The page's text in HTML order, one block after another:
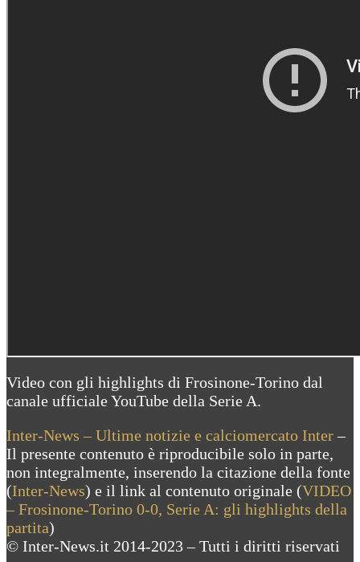
Video con gli highlights di Frosinone-Torino dal
canale ufficiale YouTube della Serie A.
Inter-News – Ultime notizie e calciomercato Inter–
Il presente contenuto è riproducibile solo in parte,
non integralmente, inserendo la citazione della fonte
(Inter-News) e il link al contenuto originale (VIDEO
– Frosinone-Torino 0-0, Serie A: gli highlights della
partita)
© Inter-News.it 2014-2023 – Tutti i diritti riservati